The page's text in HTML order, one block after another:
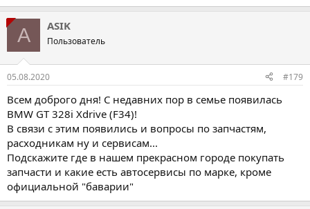
A ASIK
Пользователь
05.08.2020 #179
Всем доброго дня! С недавних пор в семье появилась
BMW GT 328i Xdrive (F34)!
В связи с этим появились и вопросы по запчастям,
расходникам ну и сервисам...
Подскажите где в нашем прекрасном городе покупать
запчасти и какие есть автосервисы по марке, кроме
официальной "баварии"